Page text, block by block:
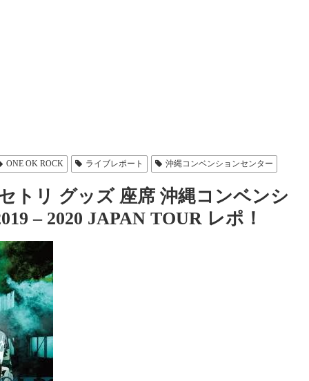
ONE OK ROCK ライブレポート 沖縄コンベンションセンター
トリ グッズ 座席 沖縄コンベンシ
– 2020 JAPAN TOUR レポ！